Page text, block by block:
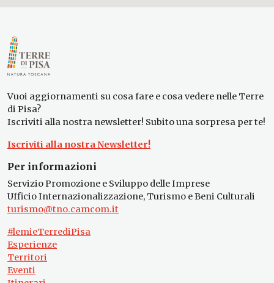
Vuoi aggiornamenti su cosa fare e cosa vedere nelle Terre
di Pisa?
Iscriviti alla nostra newsletter! Subito una sorpresa per te!
Iscriviti alla nostra Newsletter!
Per informazioni
Servizio Promozione e Sviluppo delle Imprese
Ufficio Internazionalizzazione, Turismo e Beni Culturali
turismo@tno.camcom.it
#lemieTerrediPisa
Esperienze
Territori
Eventi